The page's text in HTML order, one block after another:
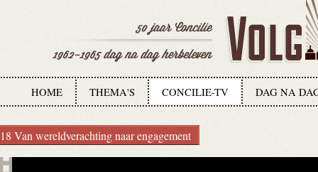
HOME THEMA'S CONCILIE-TV DAG NA
18 Van wereldverachting naar engagement